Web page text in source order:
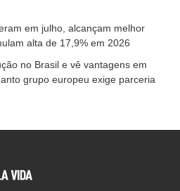
em julho, alcançam melhor
alta de 17,9% em 2026
no Brasil e vê vantagens em
grupo europeu exige parceria